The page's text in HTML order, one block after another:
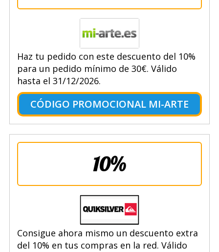
Haz tu pedido con este descuento del 10%
para un pedido mínimo de 30€. Válido
hasta el 31/12/2026.
CÓDIGO PROMOCIONAL MI-ARTE
10%
Consigue ahora mismo un descuento extra
del 10% en tus compras en la red. Válido